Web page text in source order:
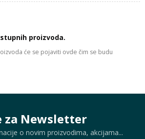
proizvoda.
će se pojaviti ovde čim se budu
za Newsletter
o novim proizvodima, akcijama...